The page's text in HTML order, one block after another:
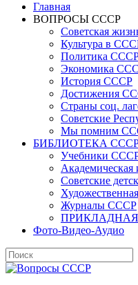
Главная
ВОПРОСЫ СССР
Советская
Культура в
Политика
Экономика
История СССР
Достижения
Страны соц.
Советские
Мы помним
БИБЛИОТЕКА
Учебники
Академическая
Советские
Журналы СССР
ПРИКЛАДНАЯ
Фото-Видео-Аудио